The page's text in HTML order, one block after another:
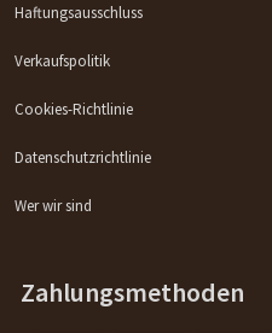
Haftungsausschluss
Verkaufspolitik
Cookies-Richtlinie
Datenschutzrichtlinie
Wer wir sind
Zahlungsmethoden